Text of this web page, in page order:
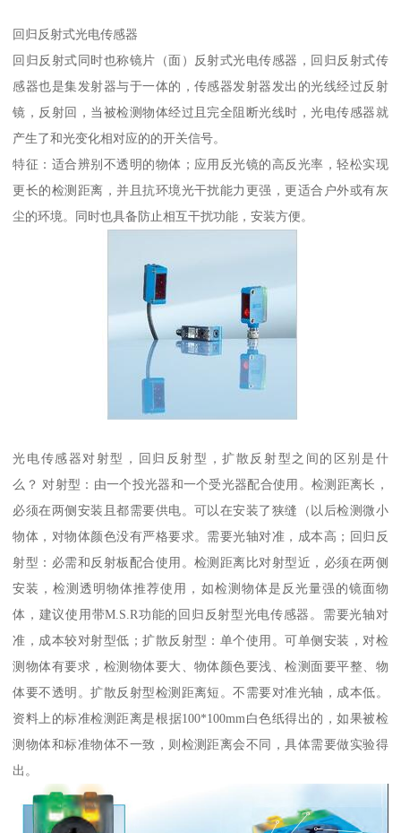
回归反射式光电传感器
回归反射式同时也称镜片（面）反射式光电传感器，回归反射式传
感器也是集发射器与于一体的，传感器发射器发出的光线经过反射
镜，反射回，当被检测物体经过且完全阻断光线时，光电传感器就
产生了和光变化相对应的的开关信号。
特征：适合辨别不透明的物体；应用反光镜的高反光率，轻松实现
更长的检测距离，并且抗环境光干扰能力更强，更适合户外或有灰
尘的环境。同时也具备防止相互干扰功能，安装方便。
光电传感器对射型，回归反射型，扩散反射型之间的区别是什
么？ 对射型：由一个投光器和一个受光器配合使用。检测距离长，
必须在两侧安装且都需要供电。可以在安装了狭缝（以后检测微小
物体，对物体颜色没有严格要求。需要光轴对准，成本高；回归反
射型：必需和反射板配合使用。检测距离比对射型近，必须在两侧
安装，检测透明物体推荐使用，如检测物体是反光量强的镜面物
体，建议使用带M.S.R功能的回归反射型光电传感器。需要光轴对
准，成本较对射型低；扩散反射型：单个使用。可单侧安装，对检
测物体有要求，检测物体要大、物体颜色要浅、检测面要平整、物
体要不透明。扩散反射型检测距离短。不需要对准光轴，成本低。
资料上的标准检测距离是根据100*100mm白色纸得出的，如果被检
测物体和标准物体不一致，则检测距离会不同，具体需要做实验得
出。